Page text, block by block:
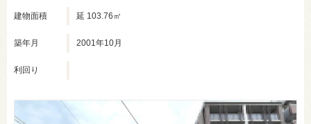
建物面積 延 103.76㎡
築年月 2001年10月
利回り